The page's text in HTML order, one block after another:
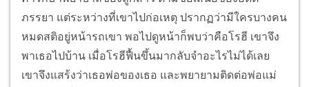
ภรรยา แต่ระหว่างที่เขาไปก่อเหตุ ปรากฏว่ามีใครบางคน
หมดสติอยู่หน้ารถเขา พอไปดูหน้าก็พบว่าคือโรฮี เขาจึง
พาเธอไปบ้าน เมื่อโรฮีฟื้นขึ้นมากลับจำอะไรไม่ได้เลย
เขาจึงแสร้งว่าเธอพ่อของเธอ และพยายามติดต่อพ่อแม่